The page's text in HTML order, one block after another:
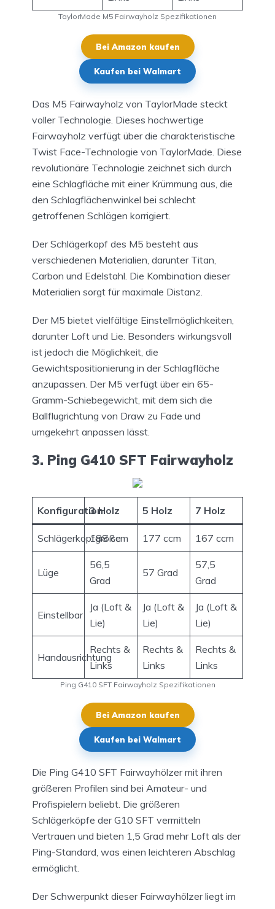
TaylorMade M5 Fairwayholz Spezifikationen
Bei Amazon kaufen
Kaufen bei Walmart
Das M5 Fairwayholz von TaylorMade steckt
voller Technologie. Dieses hochwertige
Fairwayholz verfügt über die charakteristische
Twist Face-Technologie von TaylorMade. Diese
revolutionäre Technologie zeichnet sich durch
eine Schlagfläche mit einer Krümmung aus, die
den Schlagflächenwinkel bei schlecht
getroffenen Schlägen korrigiert.
Der Schlägerkopf des M5 besteht aus
verschiedenen Materialien, darunter Titan,
Carbon und Edelstahl. Die Kombination dieser
Materialien sorgt für maximale Distanz.
Der M5 bietet vielfältige Einstellmöglichkeiten,
darunter Loft und Lie. Besonders wirkungsvoll
ist jedoch die Möglichkeit, die
Gewichtspositionierung in der Schlagfläche
anzupassen. Der M5 verfügt über ein 65-
Gramm-Schiebegewicht, mit dem sich die
Ballflugrichtung von Draw zu Fade und
umgekehrt anpassen lässt.
3. Ping G410 SFT Fairwayholz
Konfiguration3 Holz 5 Holz 7 Holz
Schlägerkopfgröße
188 ccm 177 ccm 167 ccm
Lüge
56,5
Grad
57 Grad
57,5
Grad
Einstellbar
Ja (Loft &
Lie)
Ja (Loft &
Lie)
Ja (Loft &
Lie)
Handausrichtung
Rechts &
Links
Rechts &
Links
Rechts &
Links
Ping G410 SFT Fairwayholz Spezifikationen
Bei Amazon kaufen
Kaufen bei Walmart
Die Ping G410 SFT Fairwayhölzer mit ihren
größeren Profilen sind bei Amateur- und
Profispielern beliebt. Die größeren
Schlägerköpfe der G10 SFT vermitteln
Vertrauen und bieten 1,5 Grad mehr Loft als der
Ping-Standard, was einen leichteren Abschlag
ermöglicht.
Der Schwerpunkt dieser Fairwayhölzer liegt im